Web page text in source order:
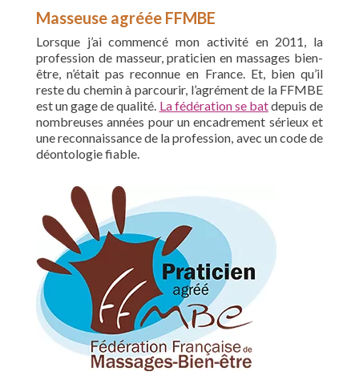
Masseuse agréée FFMBE
Lorsque j’ai commencé mon activité en 2011, la
profession de masseur, praticien en massages bien-
être, n’était pas reconnue en France. Et, bien qu’il
reste du chemin à parcourir, l’agrément de la FFMBE
est un gage de qualité. La fédération se batdepuis de
nombreuses années pour un encadrement sérieux et
une reconnaissance de la profession, avec un code de
déontologie fiable.